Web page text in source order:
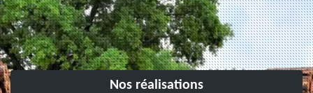
Nos réalisations